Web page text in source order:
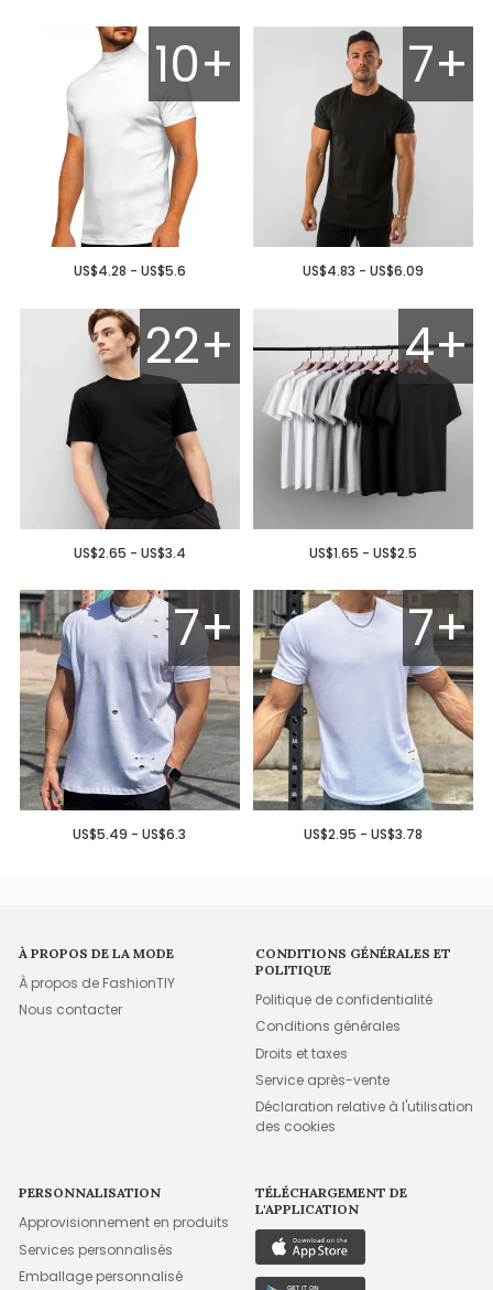
10+
US$4.28 - US$5.6
7+
US$4.83 - US$6.09
22+
US$2.65 - US$3.4
4+
US$1.65 - US$2.5
7+
US$5.49 - US$6.3
7+
US$2.95 - US$3.78
À PROPOS DE LA MODE
À propos de FashionTIY
Nous contacter
CONDITIONS GÉNÉRALES ET
POLITIQUE
Politique de confidentialité
Conditions générales
Droits et taxes
Service après-vente
Déclaration relative à l'utilisation
des cookies
PERSONNALISATION
Approvisionnement en produits
Services personnalisés
Emballage personnalisé
TÉLÉCHARGEMENT DE
L'APPLICATION